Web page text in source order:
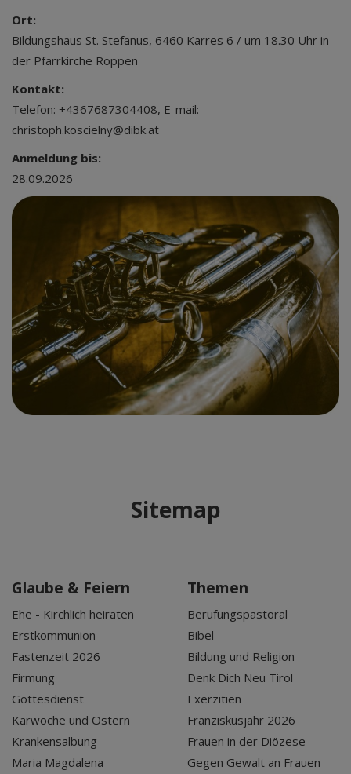
Ort:
Bildungshaus St. Stefanus, 6460 Karres 6 / um 18.30 Uhr in
der Pfarrkirche Roppen
Kontakt:
Telefon: +4367687304408, E-mail:
christoph.koscielny@dibk.at
Anmeldung bis:
28.09.2026
Sitemap
Glaube & Feiern
Ehe - Kirchlich heiraten
Erstkommunion
Fastenzeit 2026
Firmung
Gottesdienst
Karwoche und Ostern
Krankensalbung
Maria Magdalena
Themen
Berufungspastoral
Bibel
Bildung und Religion
Denk Dich Neu Tirol
Exerzitien
Franziskusjahr 2026
Frauen in der Diözese
Gegen Gewalt an Frauen